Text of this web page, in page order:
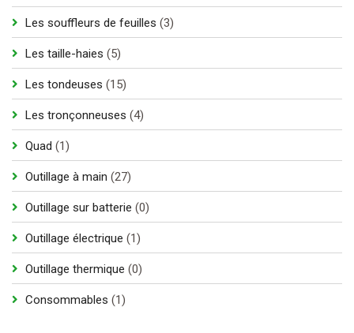
Les souffleurs de feuilles 33
Les taille-haies 55
Les tondeuses 1515
Les tronçonneuses 44
Quad 11
Outillage à main 2727
Outillage sur batterie 00
Outillage électrique 11
Outillage thermique 00
Consommables 11